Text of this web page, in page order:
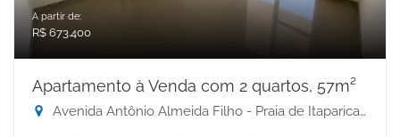
A partir de:
R$ 673.400
Apartamento à Venda com 2 quartos, 57m²
Avenida Antônio Almeida Filho - Praia de Itaparica, Vila Velha-ES